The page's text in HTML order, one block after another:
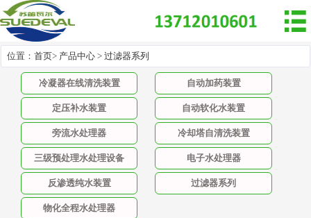

位置： 首页> 产品中心 > 过滤器系列
冷凝器在线清洗装置 自动加药装置
定压补水装置 自动软化水装置
旁流水处理器 冷却塔自清洗装置
三级预处理水处理设备 电子水处理器
反渗透纯水装置 过滤器系列
物化全程水处理器